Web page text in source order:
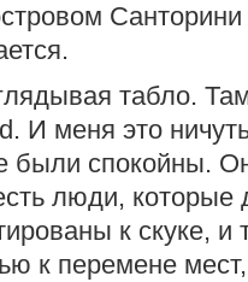
табло.
И меня это
были спокойны.
люди,
к скуке, и
к перемене мест,